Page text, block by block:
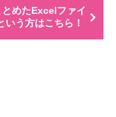
めたExcelファイ
う方はこちら！